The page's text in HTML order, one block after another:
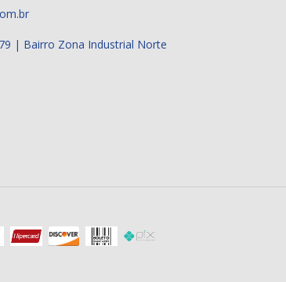
| Bairro Zona Industrial Norte